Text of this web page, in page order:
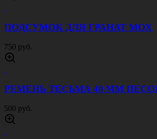
ПОДСУМОК ДЛЯ ГРАНАТ МОХ
750 руб.
РЕМЕНЬ ТЕСЬМА 40 ММ
500 руб.